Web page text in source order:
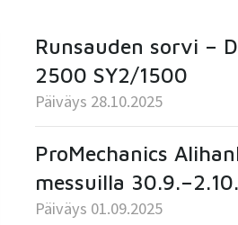
Runsauden sorvi –
2500 SY2/1500
Päiväys 28.10.2025
ProMechanics
messuilla
Päiväys 01.09.2025